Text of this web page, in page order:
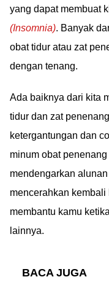
yang dapat membuat
(Insomnia). Banyak
obat tidur atau zat
dengan tenang.
Ada baiknya dari kita
tidur dan zat
ketergantungan dan
minum obat
mendengarkan
mencerahkan
membantu kamu
lainnya.
BACA JUGA